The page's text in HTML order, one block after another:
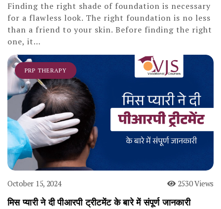
Finding the right shade of foundation is necessary
for a flawless look. The right foundation is no less
than a friend to your skin. Before finding the right
one, it…
PRP THERAPY
October 15, 2024 2530 Views
मिस प्यारी ने दी पीआरपी ट्रीटमेंट के बारे में संपूर्ण जानकारी